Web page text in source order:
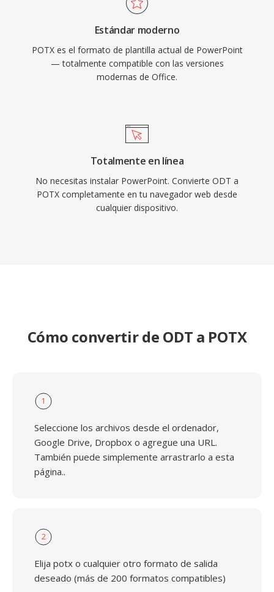
Estándar moderno
POTX es el formato de plantilla actual de PowerPoint
— totalmente compatible con las versiones
modernas de Office.
Totalmente en línea
No necesitas instalar PowerPoint. Convierte ODT a
POTX completamente en tu navegador web desde
cualquier dispositivo.
Cómo convertir de ODT a POTX
1
Seleccione los archivos desde el ordenador,
Google Drive, Dropbox o agregue una URL.
También puede simplemente arrastrarlo a esta
página..
2
Elija potx o cualquier otro formato de salida
deseado (más de 200 formatos compatibles)